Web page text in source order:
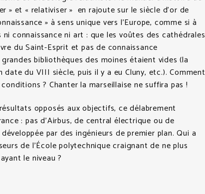
» et « relativiser » en rajoute sur le siècle d’or de
» à sens unique vers l’Europe, comme si à
ni connaissance ni art : que les voûtes des cathédrales
du Saint-Esprit et pas de connaissance
bibliothèques des moines étaient vides (la
date du VIII siècle, puis il y a eu Cluny, etc.). Comment
? Chanter la marseillaise ne suffira pas !
opposés aux objectifs, ce délabrement
: pas d’Airbus, de central électrique ou de
par des ingénieurs de premier plan. Qui a
de l’École polytechnique craignant de ne plus
le niveau ?